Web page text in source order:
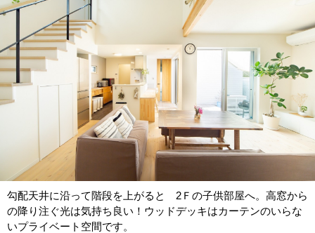
勾配天井に沿って階段を上がると 2Ｆの子供部屋へ。高窓から
の降り注ぐ光は気持ち良い！ウッドデッキはカーテンのいらな
いプライベート空間です。